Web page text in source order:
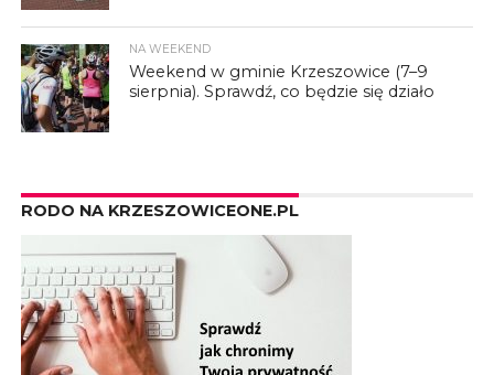
NA WEEKEND
Weekend w gminie Krzeszowice (7–9
sierpnia). Sprawdź, co będzie się działo
RODO NA KRZESZOWICEONE.PL